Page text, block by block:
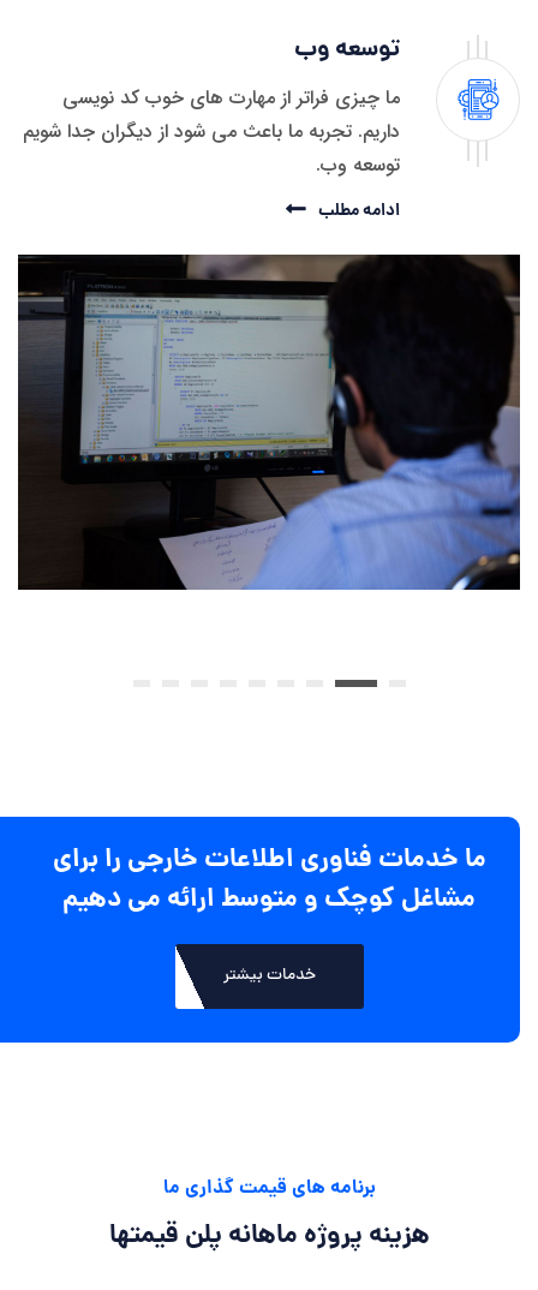
توسعه وب
ما چیزی فراتر از مهارت های خوب کد نویسی
داریم. تجربه ما باعث می شود از دیگران جدا شویم
توسعه وب.
ادامه مطلب
ما خدمات فناوری اطلاعات خارجی را برای
مشاغل کوچک و متوسط ارائه می دهیم
خدمات بیشتر
برنامه های قیمت گذاری ما
هزینه پروژه ماهانه پلن قیمتها